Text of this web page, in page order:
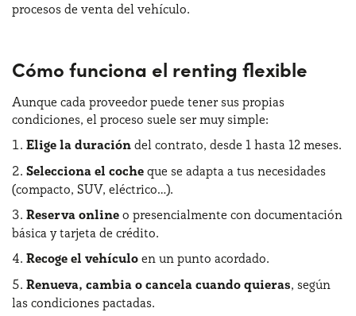
procesos de venta del vehículo.
Cómo funciona el renting flexible
Aunque cada proveedor puede tener sus propias
condiciones, el proceso suele ser muy simple:
Elige la duración del contrato, desde 1 hasta 12 meses.
Selecciona el coche que se adapta a tus necesidades
(compacto, SUV, eléctrico…).
Reserva online o presencialmente con documentación
básica y tarjeta de crédito.
Recoge el vehículo en un punto acordado.
Renueva, cambia o cancela cuando quieras, según
las condiciones pactadas.